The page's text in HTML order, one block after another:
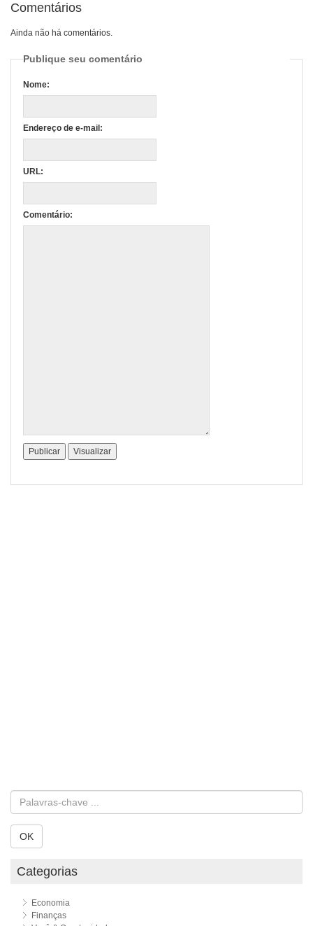
Comentários
Ainda não há comentários.
Publique seu comentário
Nome:
Endereço de e-mail:
URL:
Comentário:
OK
Categorias
Economia
Finanças